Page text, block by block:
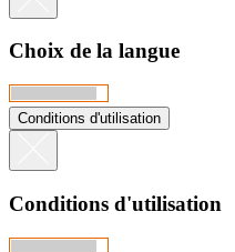
Choix de la langue
Conditions d'utilisation
Conditions d'utilisation